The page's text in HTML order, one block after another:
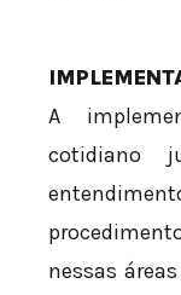
A
cotidiano
nessas